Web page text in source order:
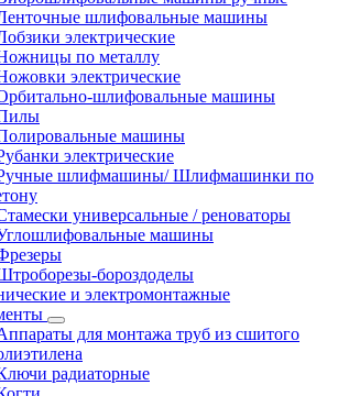
шлифовальные машины
электрические
по металлу
электрические
шлифовальные машины
машины
электрические
шлифмашины/ Шлифмашинки по
универсальные / реноваторы
машины
бороздоделы
и электромонтажные
для монтажа труб из сшитого
радиаторные